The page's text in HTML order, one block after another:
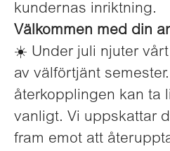
kundernas inriktning.
Välkommen med din
☀️ Under juli njuter
av välförtjänt
återkopplingen kan ta
vanligt. Vi uppskattar
fram emot att